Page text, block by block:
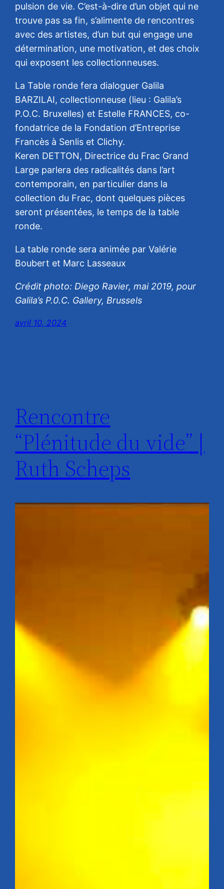
pulsion de vie. C’est-à-dire d’un objet qui ne
trouve pas sa fin, s’alimente de rencontres
avec des artistes, d’un but qui engage une
détermination, une motivation, et des choix
qui exposent les collectionneuses.
La Table ronde fera dialoguer Galila
BARZILAI, collectionneuse (lieu : Galila’s
P.O.C. Bruxelles) et Estelle FRANCES, co-
fondatrice de la Fondation d’Entreprise
Francès à Senlis et Clichy.
Keren DETTON, Directrice du Frac Grand
Large parlera des radicalités dans l’art
contemporain, en particulier dans la
collection du Frac, dont quelques pièces
seront présentées, le temps de la table
ronde.
La table ronde sera animée par Valérie
Boubert et Marc Lasseaux
Crédit photo: Diego Ravier, mai 2019, pour
Galila’s P.0.C. Gallery, Brussels
avril 10, 2024
Rencontre
“Plénitude du vide” |
Ruth Scheps